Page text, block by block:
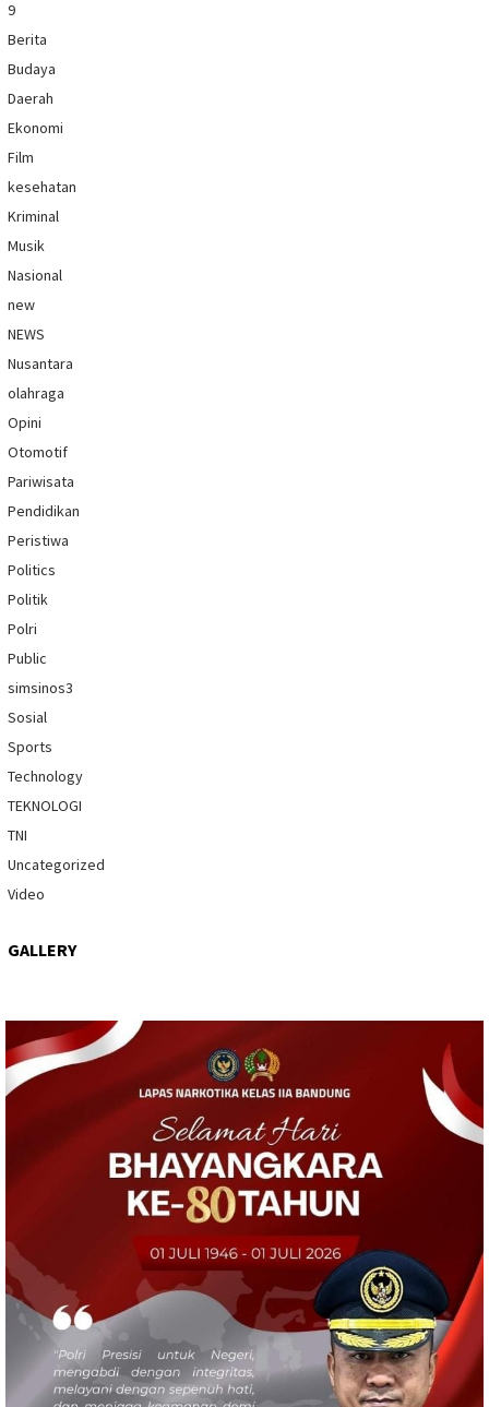
9
Berita
Budaya
Daerah
Ekonomi
Film
kesehatan
Kriminal
Musik
Nasional
new
NEWS
Nusantara
olahraga
Opini
Otomotif
Pariwisata
Pendidikan
Peristiwa
Politics
Politik
Polri
Public
simsinos3
Sosial
Sports
Technology
TEKNOLOGI
TNI
Uncategorized
Video
GALLERY